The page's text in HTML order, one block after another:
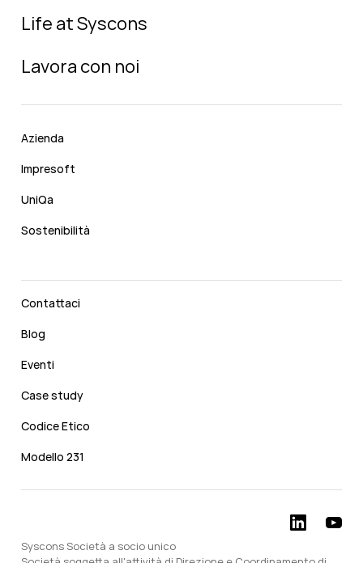
Life at Syscons
Lavora con noi
Azienda
Impresoft
UniQa
Sostenibilità
Contattaci
Blog
Eventi
Case study
Codice Etico
Modello 231
Syscons Società a socio unico